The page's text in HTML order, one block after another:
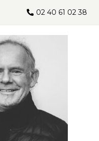
02 40 61 02 38